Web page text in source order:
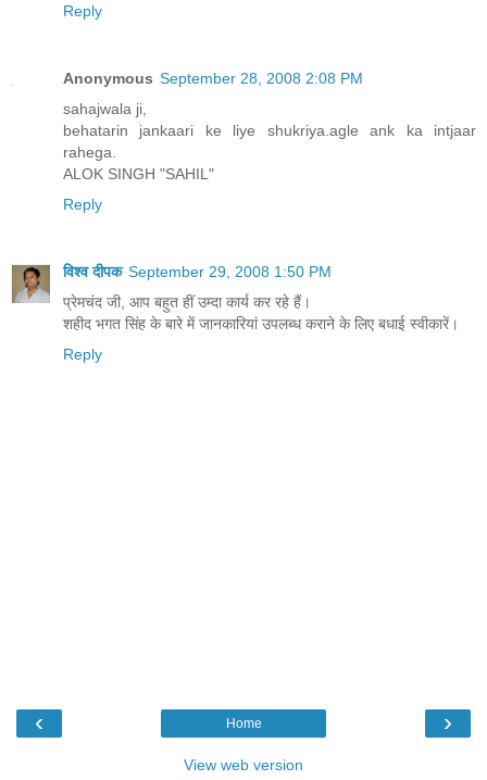
Reply
Anonymous September 28, 2008 2:08 PM
sahajwala ji,
behatarin jankaari ke liye shukriya.agle ank ka intjaar
rahega.
ALOK SINGH "SAHIL"
Reply
विश्व दीपक September 29, 2008 1:50 PM
प्रेमचंद जी, आप बहुत हीं उम्दा कार्य कर रहे हैं।
शहीद भगत सिंह के बारे में जानकारियां उपलब्ध कराने के लिए बधाई स्वीकारें।
Reply
‹ ›
Home
View web version